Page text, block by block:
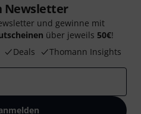
Newsletter
und gewinne mit
über jeweils 50€!
Deals Thomann Insights